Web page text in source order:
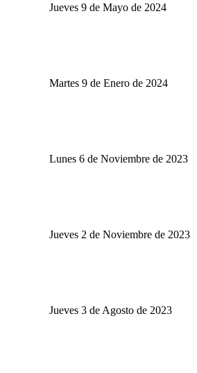
Jueves 9 de Mayo de 2024
Martes 9 de Enero de 2024
Lunes 6 de Noviembre de 2023
Jueves 2 de Noviembre de 2023
Jueves 3 de Agosto de 2023